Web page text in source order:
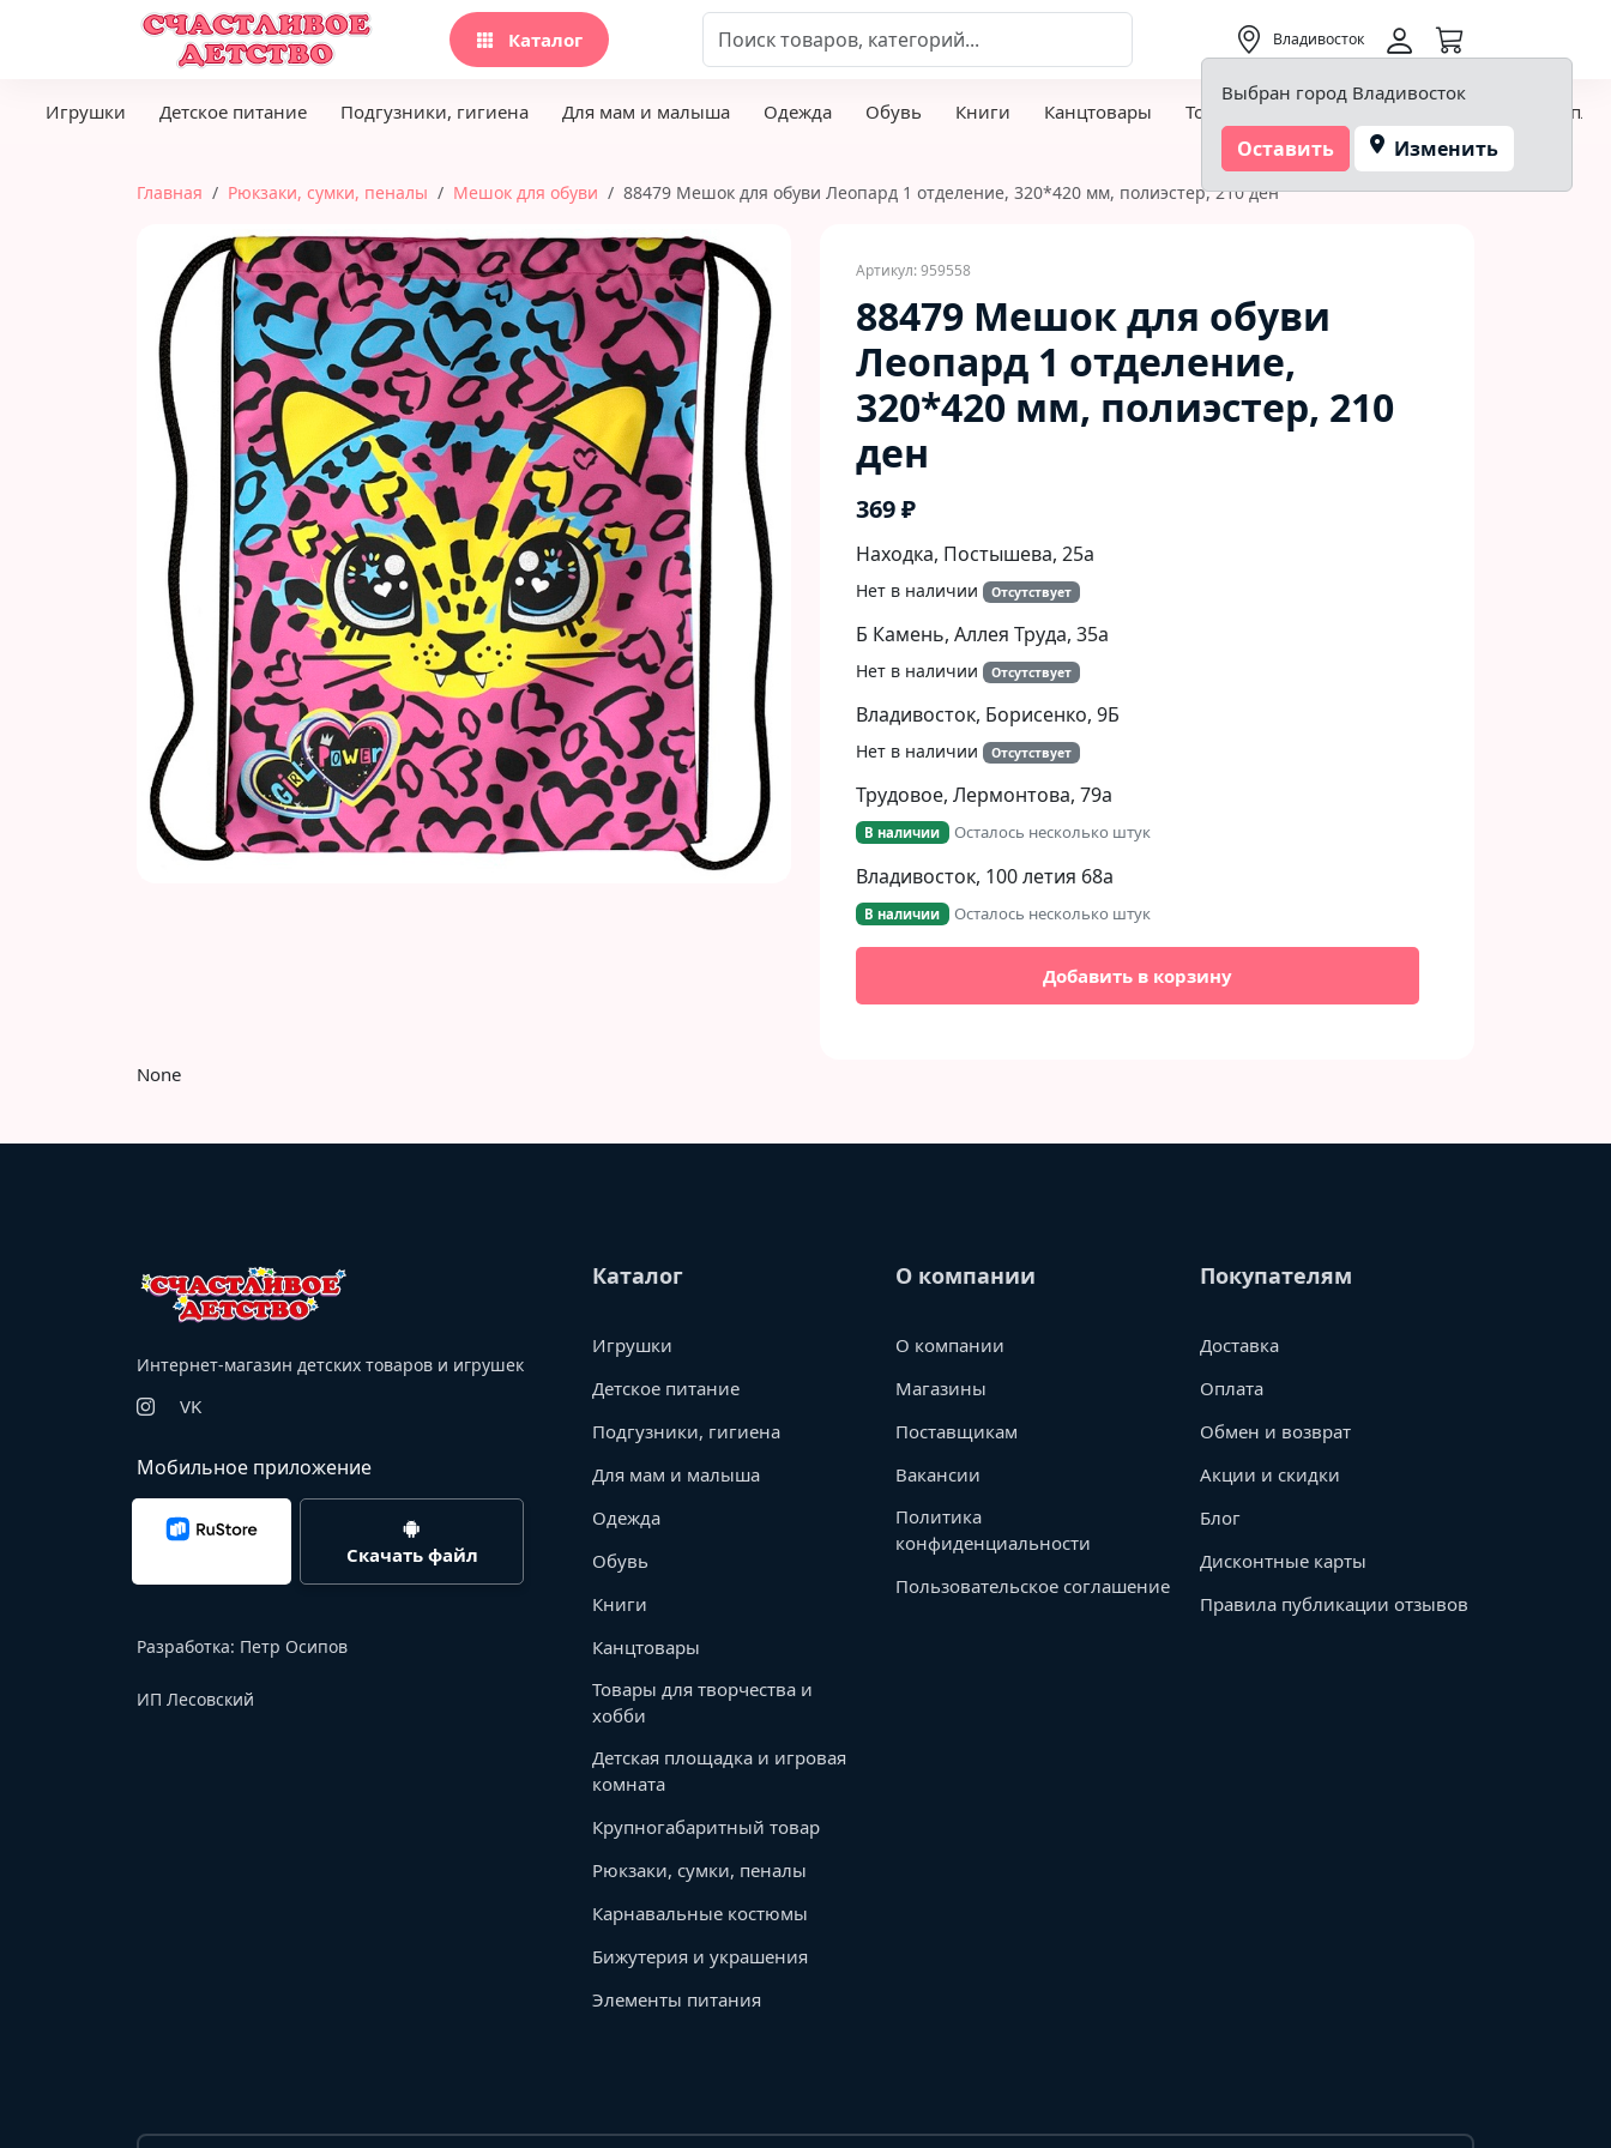
Каталог Владивосток
Выбран город Владивосток
Оставить Изменить
Игрушки Детское питание Подгузники, гигиена Для мам и малыша Одежда Обувь Книги Канцтовары Товары для творчества и хобби Детская
Главная Рюкзаки, сумки, пеналы Мешок для обуви 88479 Мешок для обуви Леопард 1 отделение, 320*420 мм, полиэстер, 210 ден
Артикул: 959558
88479 Мешок для обуви
Леопард 1 отделение,
320*420 мм, полиэстер, 210
ден
369 ₽
Находка, Постышева, 25а
Нет в наличии Отсутствует
Б Камень, Аллея Труда, 35а
Нет в наличии Отсутствует
Владивосток, Борисенко, 9Б​
Нет в наличии Отсутствует
Трудовое, Лермонтова, 79а
В наличии Осталось несколько штук
Владивосток, 100 летия 68а
В наличии Осталось несколько штук
Добавить в корзину
None
Интернет-магазин детских товаров и игрушек
VK
Мобильное приложение
Скачать файл
Разработка: Петр Осипов
ИП Лесовский
Каталог
Игрушки
Детское питание
Подгузники, гигиена
Для мам и малыша
Одежда
Обувь
Книги
Канцтовары
Товары для творчества и
хобби
Детская площадка и игровая
комната
Крупногабаритный товар
Рюкзаки, сумки, пеналы
Карнавальные костюмы
Бижутерия и украшения
Элементы питания
О компании
О компании
Магазины
Поставщикам
Вакансии
Политика
конфиденциальности
Пользовательское соглашение
Покупателям
Доставка
Оплата
Обмен и возврат
Акции и скидки
Блог
Дисконтные карты
Правила публикации отзывов